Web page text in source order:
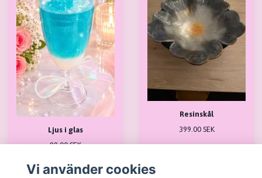
Ljus i glas
99.00 SEK
Resinskål
399.00 SEK
Vi använder cookies